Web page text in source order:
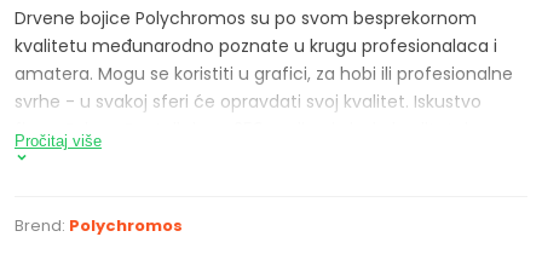
Drvene bojice Polychromos su po svom besprekornom
kvalitetu međunarodno poznate u krugu profesionalaca i
amatera. Mogu se koristiti u grafici, za hobi ili profesionalne
svrhe - u svakoj sferi će opravdati svoj kvalitet. Iskustvo
firme Faber-Castell dugo 250 godina i visokokvalitetni
materijali od kojih su napravljeni, garantuju da su
razmazuju i vodootporne su. Dalje prednosti su briljatnost i
Pročitaj više
Brend: Polychromos